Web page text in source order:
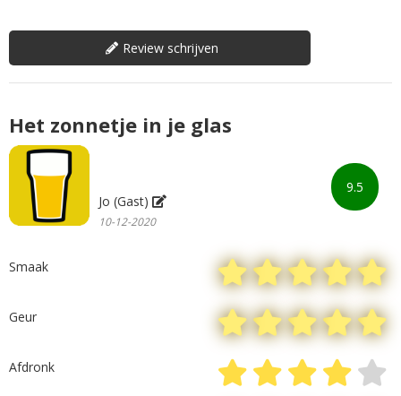
Review schrijven
9.5
Het zonnetje in je glas
Jo (Gast)
10-12-2020
Smaak
Geur
Afdronk